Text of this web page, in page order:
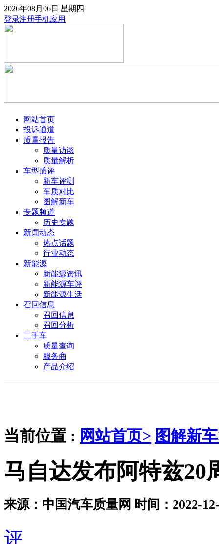
2026年08月06日 星期四
登录注册手机应用
网站首页
投诉通道
质量报告
质量访谈
质量解析
车型质评
新车评测
车质对比
图解新车
专题频道
历史专题
新闻动态
热点话题
行业动态
新能源
新能源资讯
新能源车评
新能源生活
召回信息
召回信息
召回分析
二手车
质量查询
服务商
产品介绍
当前位置 : 网站首页> 图解新
马自达发布阿特兹20
来源：中国汽车质量网 时间：2022-
评